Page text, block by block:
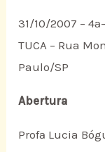
31/10/2007 –
TUCA – Rua
Paulo/SP
Abertura
Profª Lucia